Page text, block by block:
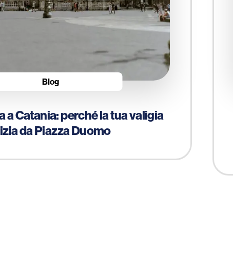
Blog
a Catania: perché la tua valigia
da Piazza Duomo